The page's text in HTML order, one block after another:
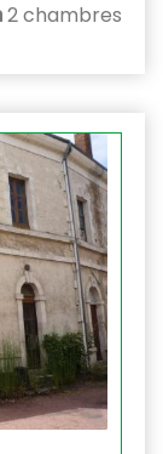
2 chambres